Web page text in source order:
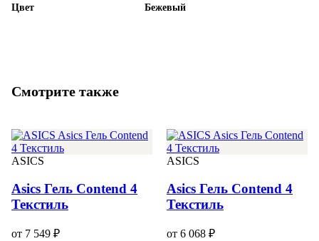
Цвет Бежевый
Смотрите также
ASICS
Asics Гель Contend 4
Текстиль
от 7 549 ₽
ASICS
Asics Гель Contend 4
Текстиль
от 6 068 ₽